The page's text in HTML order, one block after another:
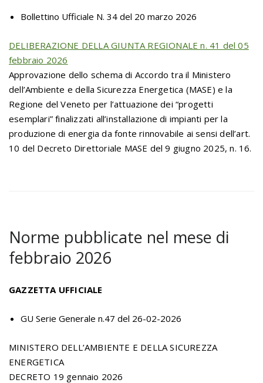
Bollettino Ufficiale N. 34 del 20 marzo 2026
DELIBERAZIONE DELLA GIUNTA REGIONALE n. 41 del 05
febbraio 2026
Approvazione dello schema di Accordo tra il Ministero
dell’Ambiente e della Sicurezza Energetica (MASE) e la
Regione del Veneto per l’attuazione dei “progetti
esemplari” finalizzati all’installazione di impianti per la
produzione di energia da fonte rinnovabile ai sensi dell’art.
10 del Decreto Direttoriale MASE del 9 giugno 2025, n. 16.
Norme pubblicate nel mese di
febbraio 2026
GAZZETTA UFFICIALE
GU Serie Generale n.47 del 26-02-2026
MINISTERO DELL’AMBIENTE E DELLA SICUREZZA
ENERGETICA
DECRETO 19 gennaio 2026